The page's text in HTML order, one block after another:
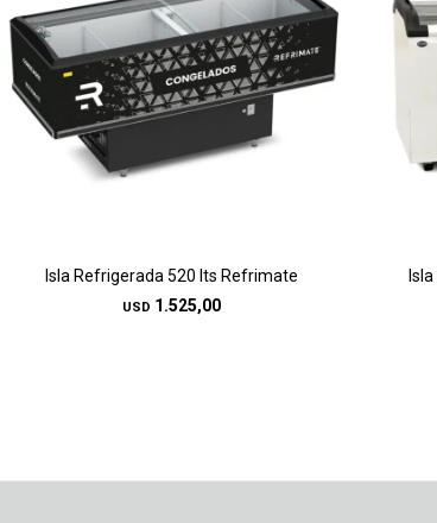
Isla Refrigerada 520 lts Refrimate
USD 1.525,00